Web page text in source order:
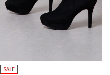
SALE